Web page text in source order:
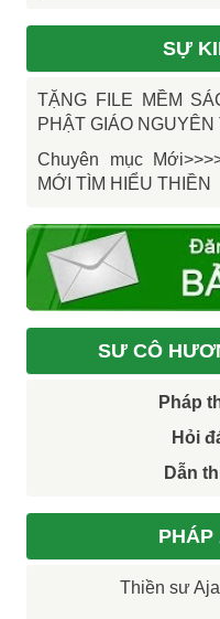
SỰ
TẶNG FILE MỀM
PHẬT GIÁO NGUYÊN
Chuyên mục
MỚI TÌM HIỂU THIỀN
SƯ CÔ
Pháp
Hỏi
Dẫn
PHÁP
Thiền sư